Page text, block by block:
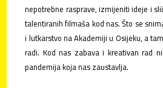
nepotrebne rasprave, izmijeniti ideje i
talentiranih filmaša kod nas. Što se
i lutkarstvo na Akademiji u Osijeku, a
radi. Kod nas zabava i kreativan rad
pandemija koja nas zaustavlja.